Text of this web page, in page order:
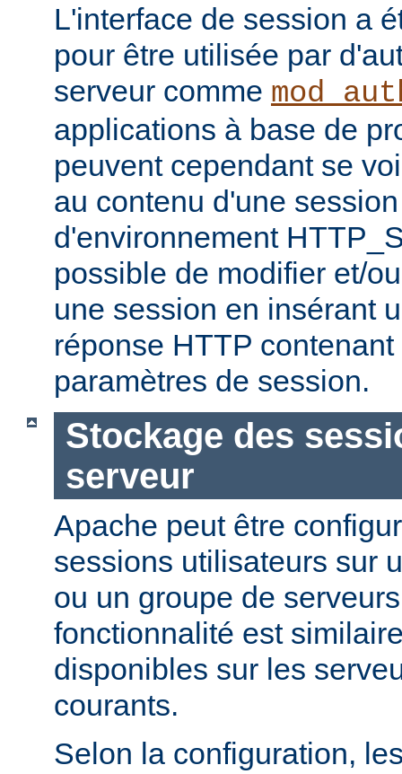
L'interface de session a
pour être utilisée par
serveur comme
applications à base de
peuvent cependant se
au contenu d'une
d'environnement
possible de modifier et/
une session en insérant
réponse HTTP
paramètres de session.
Stockage des
serveur
Apache peut être
sessions utilisateurs sur
ou un groupe de
fonctionnalité est
disponibles sur les
courants.
Selon la configuration,